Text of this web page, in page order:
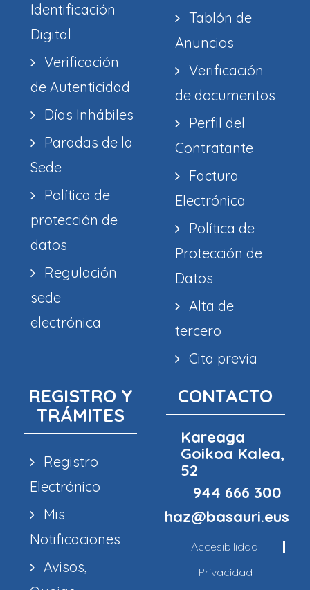
Identificación
Digital
Verificación
de Autenticidad
Días Inhábiles
Paradas de la
Sede
Política de
protección de
datos
Regulación
sede
electrónica
Tablón de
Anuncios
Verificación
de documentos
Perfil del
Contratante
Factura
Electrónica
Política de
Protección de
Datos
Alta de
tercero
Cita previa
REGISTRO Y
TRÁMITES
Registro
Electrónico
Mis
Notificaciones
Avisos,
CONTACTO
Kareaga
Goikoa Kalea,
52
944 666 300
haz@basauri.eus
Accesibilidad
Privacidad